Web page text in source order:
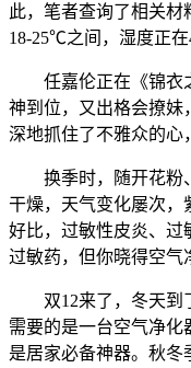
此，笔者查询了相关
18-25℃之间，湿度正在
任嘉伦正在《锦衣之
神到位，又出格会撩妹
深地抓住了不雅众的心
换季时，随开花粉、
干燥，天气变化屡次，
好比，过敏性皮炎、过
过敏药，但你晓得空气
双12来了，冬天到
需要的是一台空气净
是居家必备神器。秋